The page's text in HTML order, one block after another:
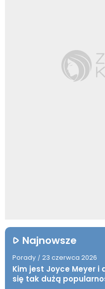
Najnowsze
Porady / 23 czerwca 2026
Kim jest Joyce Meyer i
się tak dużą